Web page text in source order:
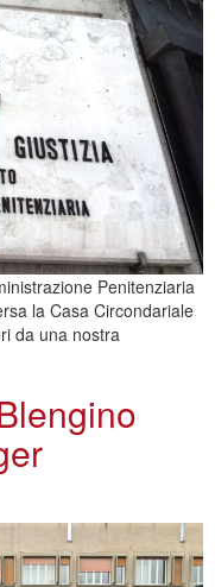
Penitenziaria
la Casa Circondariale
da una nostra